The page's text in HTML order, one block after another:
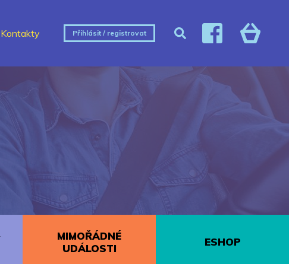
Kontakty Přihlásit / registrovat
MIMOŘÁDNÉ
UDÁLOSTI
ESHOP